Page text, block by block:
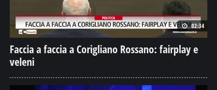
02:34
Faccia a faccia a Corigliano Rossano: fairplay e
veleni